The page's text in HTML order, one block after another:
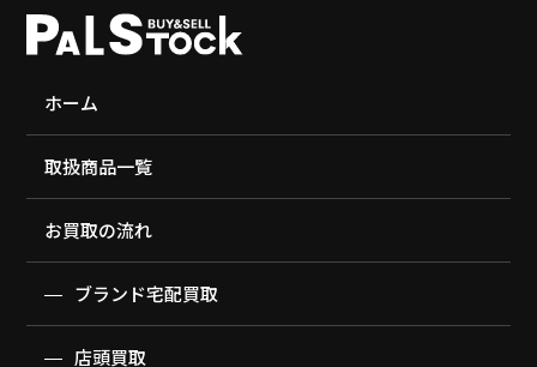
ホーム
取扱商品一覧
お買取の流れ
ブランド宅配買取
店頭買取